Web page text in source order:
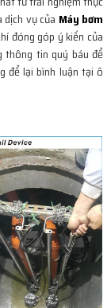
dịch vụ của Máy bơm
đóng góp ý kiến của
thông tin quý báu để
để lại bình luận tại ô